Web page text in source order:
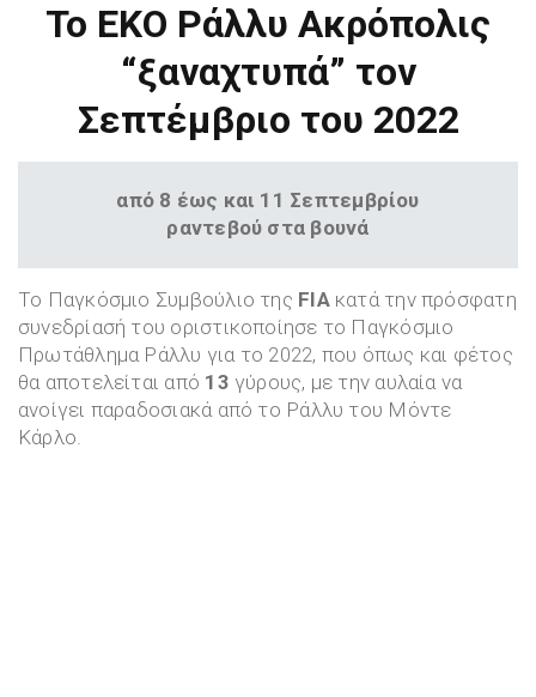
Το ΕΚΟ Ράλλυ Ακρόπολις
“ξαναχτυπά” τον
Σεπτέμβριο του 2022
από 8 έως και 11 Σεπτεμβρίου
ραντεβού στα βουνά
Το Παγκόσμιο Συμβούλιο της FIAκατά την πρόσφατη
συνεδρίασή του οριστικοποίησε το Παγκόσμιο
Πρωτάθλημα Ράλλυ για το 2022, που όπως και φέτος
θα αποτελείται από 13 γύρους, με την αυλαία να
ανοίγει παραδοσιακά από το Ράλλυ του Μόντε
Κάρλο.